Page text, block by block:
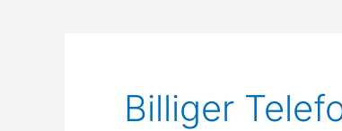
Billiger